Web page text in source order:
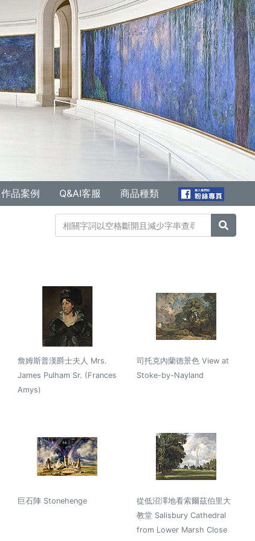
作品案例 Q&AI客服 商品種類
搜尋
詹姆斯普漢爵士夫人 Mrs.
James Pulham Sr. (Frances
Amys)
司托克內蘭德景色 View at
Stoke-by-Nayland
巨石陣 Stonehenge
從低沼澤地看索爾茲伯里大
教堂 Salisbury Cathedral
from Lower Marsh Close